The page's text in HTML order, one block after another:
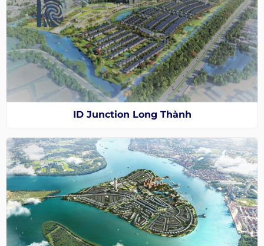
ID Junction Long Thành